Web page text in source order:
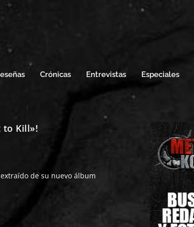
Crónicas Entrevistas Especiales
to Kill»!
de su nuevo álbum